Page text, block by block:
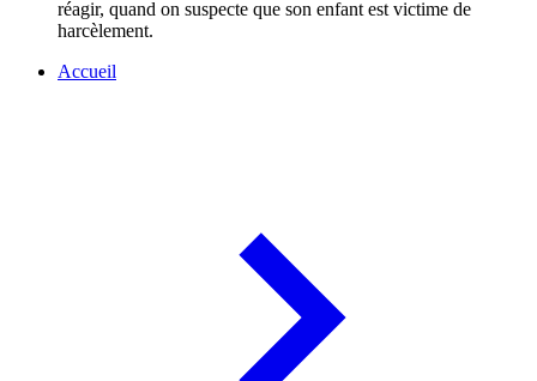
réagir, quand on suspecte que son enfant est victime de
harcèlement.
Accueil